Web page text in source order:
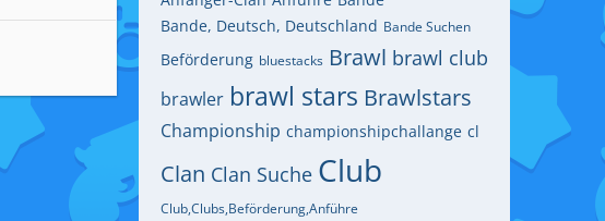
Bande, Deutsch, Deutschland Bande Suchen
Beförderung bluestacks Brawl brawl club
brawler brawl stars Brawlstars
Championship championshipchallange cl
Clan Clan Suche Club
Club,Clubs,Beförderung,Anführe